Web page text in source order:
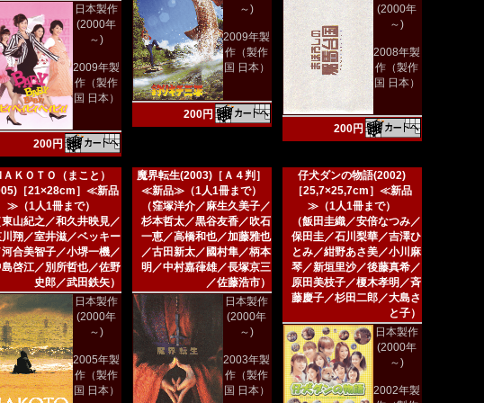
日本製作
(2000年
～)
2009年製
作（製作
国 日本）
200円
～)
2009年製
作（製作
国 日本）
200円
(2000年
～)
2008年製
作（製作
国 日本）
200円
ＡＫＯＴＯ（まこと）
［21×28cm］≪新品
≫（1人1冊まで）
山紀之／和久井映見／
翔／室井滋／ベッキー
合美智子／小堺一機／
啓江／別所哲也／佐野
史郎／武田鉄矢）
日本製作
(2000年
～)
2005年製
作（製作
国 日本）
魔界転生(2003)［Ａ４判］
≪新品≫（1人1冊まで）
（窪塚洋介／麻生久美子／
杉本哲太／黒谷友香／吹石
一恵／高橋和也／加藤雅也
／古田新太／國村隼／柄本
明／中村嘉葎雄／長塚京三
／佐藤浩市）
日本製作
(2000年
～)
2003年製
作（製作
国 日本）
仔犬ダンの物語(2002)
［25,7×25,7cm］≪新品
≫（1人1冊まで）
（飯田圭織／安倍なつみ／
保田圭／石川梨華／吉澤ひ
とみ／紺野あさ美／小川麻
琴／新垣里沙／後藤真希／
原田美枝子／榎木孝明／斉
藤慶子／杉田二郎／大島さ
と子）
日本製作
(2000年
～)
2002年製